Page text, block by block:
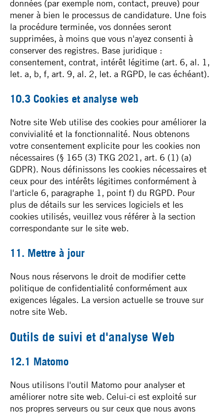
données (par exemple nom, contact, preuve) pour
mener à bien le processus de candidature. Une fois
la procédure terminée, vos données seront
supprimées, à moins que vous n'ayez consenti à
conserver des registres. Base juridique :
consentement, contrat, intérêt légitime (art. 6, al. 1,
let. a, b, f, art. 9, al. 2, let. a RGPD, le cas échéant).
10.3 Cookies et analyse web
Notre site Web utilise des cookies pour améliorer la
convivialité et la fonctionnalité. Nous obtenons
votre consentement explicite pour les cookies non
nécessaires (§ 165 (3) TKG 2021, art. 6 (1) (a)
GDPR). Nous définissons les cookies nécessaires et
ceux pour des intérêts légitimes conformément à
l'article 6, paragraphe 1, point f) du RGPD. Pour
plus de détails sur les services logiciels et les
cookies utilisés, veuillez vous référer à la section
correspondante sur le site web.
11. Mettre à jour
Nous nous réservons le droit de modifier cette
politique de confidentialité conformément aux
exigences légales. La version actuelle se trouve sur
notre site Web.
Outils de suivi et d'analyse Web
12.1 Matomo
Nous utilisons l'outil Matomo pour analyser et
améliorer notre site web. Celui-ci est exploité sur
nos propres serveurs ou sur ceux que nous avons